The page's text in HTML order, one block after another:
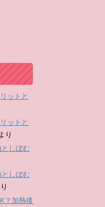
ットと
ットと
り
しぼむ
しぼむ
？加熱後